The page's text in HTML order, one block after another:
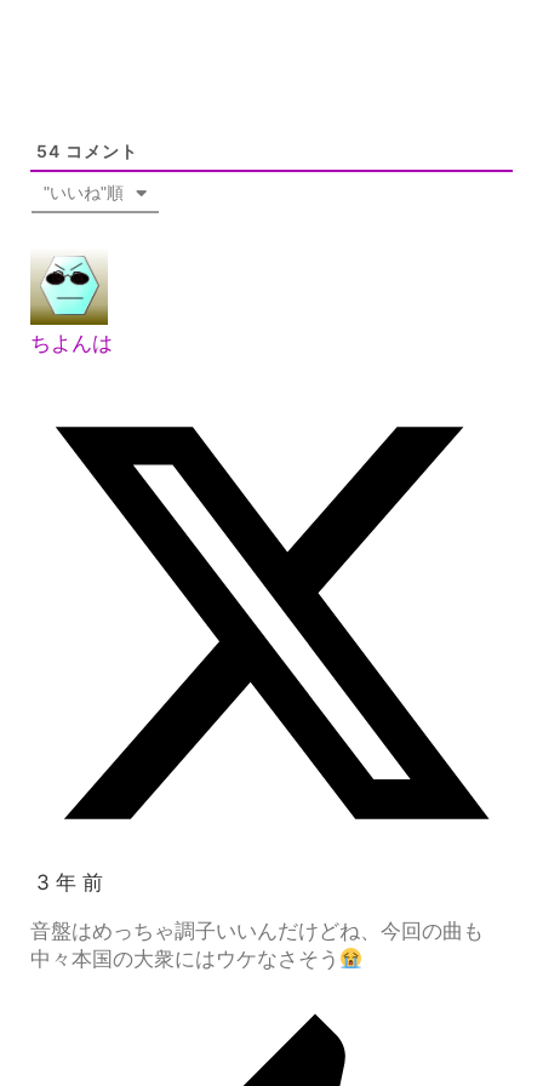
54 コメント
"いいね"順
ちよんは
3 年 前
音盤はめっちゃ調子いいんだけどね、今回の曲も
中々本国の大衆にはウケなさそう